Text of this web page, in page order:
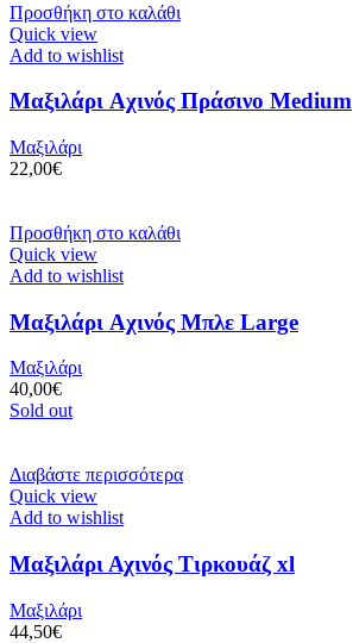
Προσθήκη στο καλάθι
Quick view
Add to wishlist
Μαξιλάρι Aχινός Πράσινο Medium
Μαξιλάρι
22,00€
Προσθήκη στο καλάθι
Quick view
Add to wishlist
Μαξιλάρι Aχινός Μπλε Large
Μαξιλάρι
40,00€
Sold out
Διαβάστε περισσότερα
Quick view
Add to wishlist
Μαξιλάρι Αχινός Τιρκουάζ xl
Μαξιλάρι
44,50€